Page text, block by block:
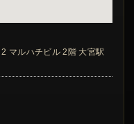
マルハチビル 2階 大宮駅